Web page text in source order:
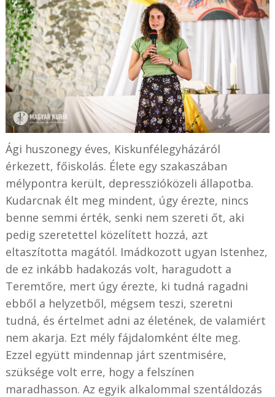
Ági huszonegy éves, Kiskunfélegyházáról
érkezett, főiskolás. Élete egy szakaszában
mélypontra került, depresszióközeli állapotba.
Kudarcnak élt meg mindent, úgy érezte, nincs
benne semmi érték, senki nem szereti őt, aki
pedig szeretettel közelített hozzá, azt
eltaszította magától. Imádkozott ugyan Istenhez,
de ez inkább hadakozás volt, haragudott a
Teremtőre, mert úgy érezte, ki tudná ragadni
ebből a helyzetből, mégsem teszi, szeretni
tudná, és értelmet adni az életének, de valamiért
nem akarja. Ezt mély fájdalomként élte meg.
Ezzel együtt mindennap járt szentmisére,
szüksége volt erre, hogy a felszínen
maradhasson. Az egyik alkalommal szentáldozás